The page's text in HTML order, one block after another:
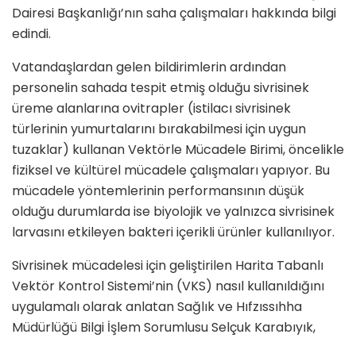
Dairesi Başkanlığı’nın saha çalışmaları hakkında bilgi
edindi.
Vatandaşlardan gelen bildirimlerin ardından
personelin sahada tespit etmiş olduğu sivrisinek
üreme alanlarına ovitrapler (istilacı sivrisinek
türlerinin yumurtalarını bırakabilmesi için uygun
tuzaklar) kullanan Vektörle Mücadele Birimi, öncelikle
fiziksel ve kültürel mücadele çalışmaları yapıyor. Bu
mücadele yöntemlerinin performansının düşük
olduğu durumlarda ise biyolojik ve yalnızca sivrisinek
larvasını etkileyen bakteri içerikli ürünler kullanılıyor.
Sivrisinek mücadelesi için geliştirilen Harita Tabanlı
Vektör Kontrol Sistemi’nin (VKS) nasıl kullanıldığını
uygulamalı olarak anlatan Sağlık ve Hıfzıssıhha
Müdürlüğü Bilgi İşlem Sorumlusu Selçuk Karabıyık,